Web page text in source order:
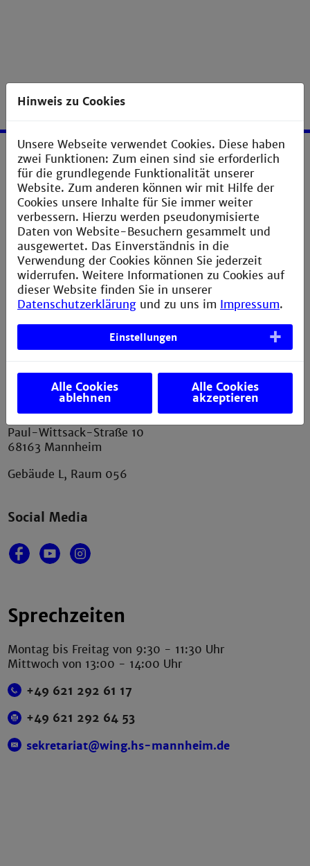
Service
Impressum
Erklärung zur Barrierefreiheit
Datenschutzerklärung
Sitemap
Anfahrt und Campusplan
Verbesserungsvorschlag melden
Kontakt
Fakultät für Wirtschaftsingenieurwesen
Technische Hochschule Mannheim
Paul-Wittsack-Straße 10
68163 Mannheim
Gebäude L, Raum 056
Social Media
Sprechzeiten
Montag bis Freitag von 9:30 - 11:30 Uhr
Mittwoch von 13:00 - 14:00 Uhr
+49 621 292 61 17
+49 621 292 64 53
sekretariat@wing.hs-mannheim.de
Hinweis zu Cookies
Unsere Webseite verwendet Cookies. Diese haben
zwei Funktionen: Zum einen sind sie erforderlich
für die grundlegende Funktionalität unserer
Website. Zum anderen können wir mit Hilfe der
Cookies unsere Inhalte für Sie immer weiter
verbessern. Hierzu werden pseudonymisierte
Daten von Website-Besuchern gesammelt und
ausgewertet. Das Einverständnis in die
Verwendung der Cookies können Sie jederzeit
widerrufen. Weitere Informationen zu Cookies auf
dieser Website finden Sie in unserer
Datenschutzerklärung und zu uns im Impressum.
Einstellungen
Alle Cookies
ablehnen
Alle Cookies
akzeptieren